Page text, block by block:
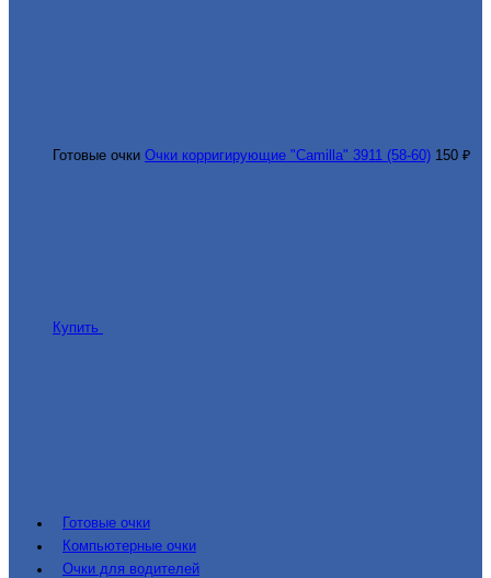
Готовые очки Очки корригирующие "Camilla" 3911 (58-60) 150 ₽
Купить
Готовые очки
Компьютерные очки
Очки для водителей